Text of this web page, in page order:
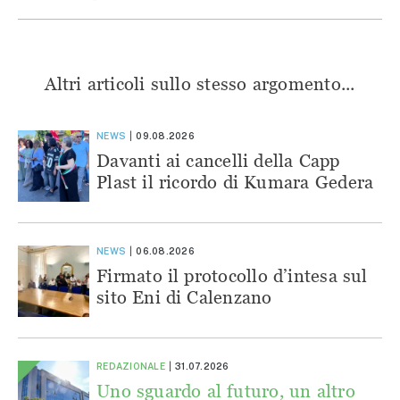
Altri articoli sullo stesso argomento...
NEWS 09.08.2026
Davanti ai cancelli della Capp
Plast il ricordo di Kumara Gedera
NEWS 06.08.2026
Firmato il protocollo d’intesa sul
sito Eni di Calenzano
REDAZIONALE 31.07.2026
Uno sguardo al futuro, un altro